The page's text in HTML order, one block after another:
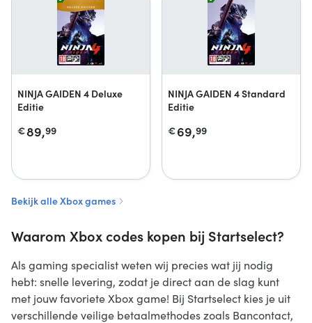
NINJA GAIDEN 4 Deluxe
Editie
€89,99
NINJA GAIDEN 4 Standard
Editie
€69,99
Bekijk alle Xbox games
Waarom Xbox codes kopen bij Startselect?
Als gaming specialist weten wij precies wat jij nodig
hebt: snelle levering, zodat je direct aan de slag kunt
met jouw favoriete Xbox game! Bij Startselect kies je uit
verschillende veilige betaalmethodes zoals Bancontact,